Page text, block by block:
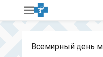
Всемирный день